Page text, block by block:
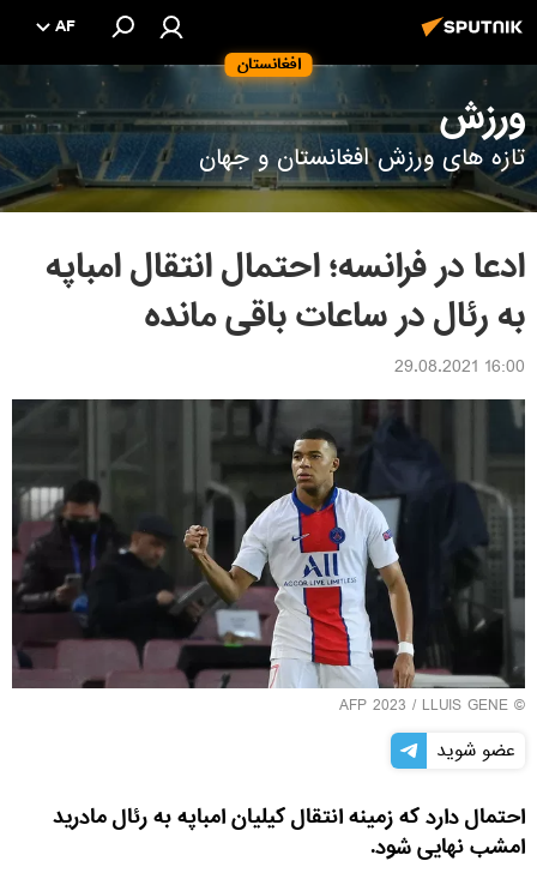
افغانستان
AF
ورزش
تازه های ورزش افغانستان و جهان
ادعا در فرانسه؛ احتمال انتقال امباپه
به رئال در ساعات باقی مانده
16:00 29.08.2021
© AFP 2023 /
LLUIS GENE
عضو شوید
احتمال دارد که زمینه انتقال کیلیان امباپه به رئال مادرید
امشب نهایی شود.